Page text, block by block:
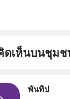
ดเห็นบนชุม
พันทิป